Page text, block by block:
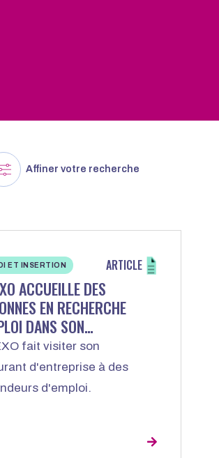
Affiner votre recherche
ET INSERTION ARTICLE
ACCUEILLE DES
EN RECHERCHE
DANS SON
D’ENTREPRISE AU
fait visiter son
d'entreprise à des
d'emploi.